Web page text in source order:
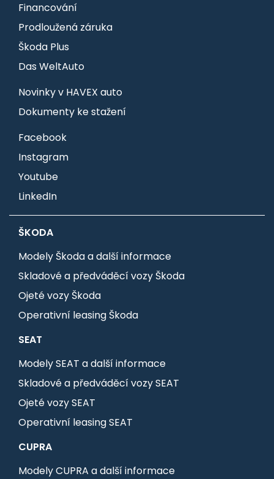
Financování
Prodloužená záruka
Škoda Plus
Das WeltAuto
Novinky v HAVEX auto
Dokumenty ke stažení
Facebook
Instagram
Youtube
LinkedIn
ŠKODA
Modely Škoda a další informace
Skladové a předváděcí vozy Škoda
Ojeté vozy Škoda
Operativní leasing Škoda
SEAT
Modely SEAT a další informace
Skladové a předváděcí vozy SEAT
Ojeté vozy SEAT
Operativní leasing SEAT
CUPRA
Modely CUPRA a další informace